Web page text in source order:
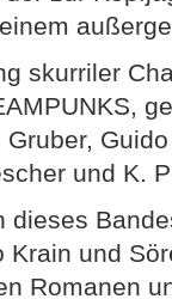
skurriler
und K.
dieses
Krain und
Romanen